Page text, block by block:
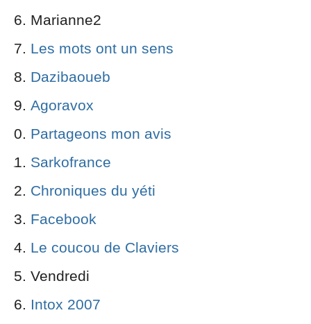
Marianne2
Les mots ont un sens
Dazibaoueb
Agoravox
Partageons mon avis
Sarkofrance
Chroniques du yéti
Facebook
Le coucou de Claviers
Vendredi
Intox 2007